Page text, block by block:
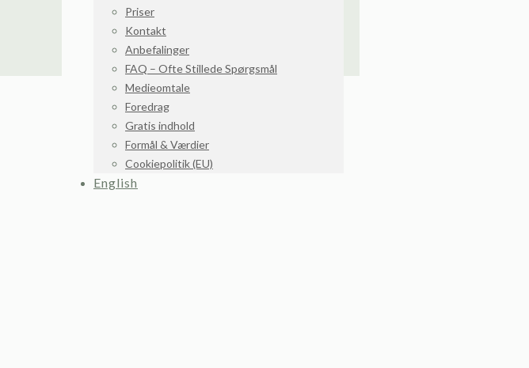
Priser
Kontakt
Anbefalinger
FAQ – Ofte Stillede Spørgsmål
Medieomtale
Foredrag
Gratis indhold
Formål & Værdier
Cookiepolitik (EU)
English